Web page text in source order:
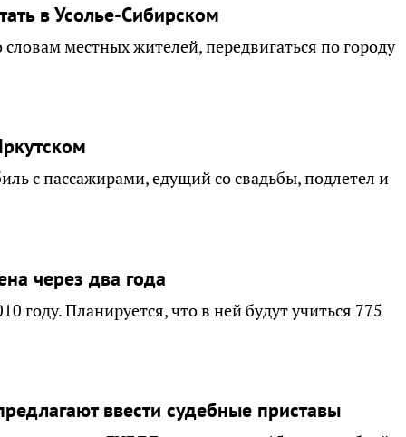
в Усолье-Сибирском
местных жителей, передвигаться по городу
с пассажирами, едущий со свадьбы, подлетел и
через два года
году. Планируется, что в ней будут учиться 775
ввести судебные приставы